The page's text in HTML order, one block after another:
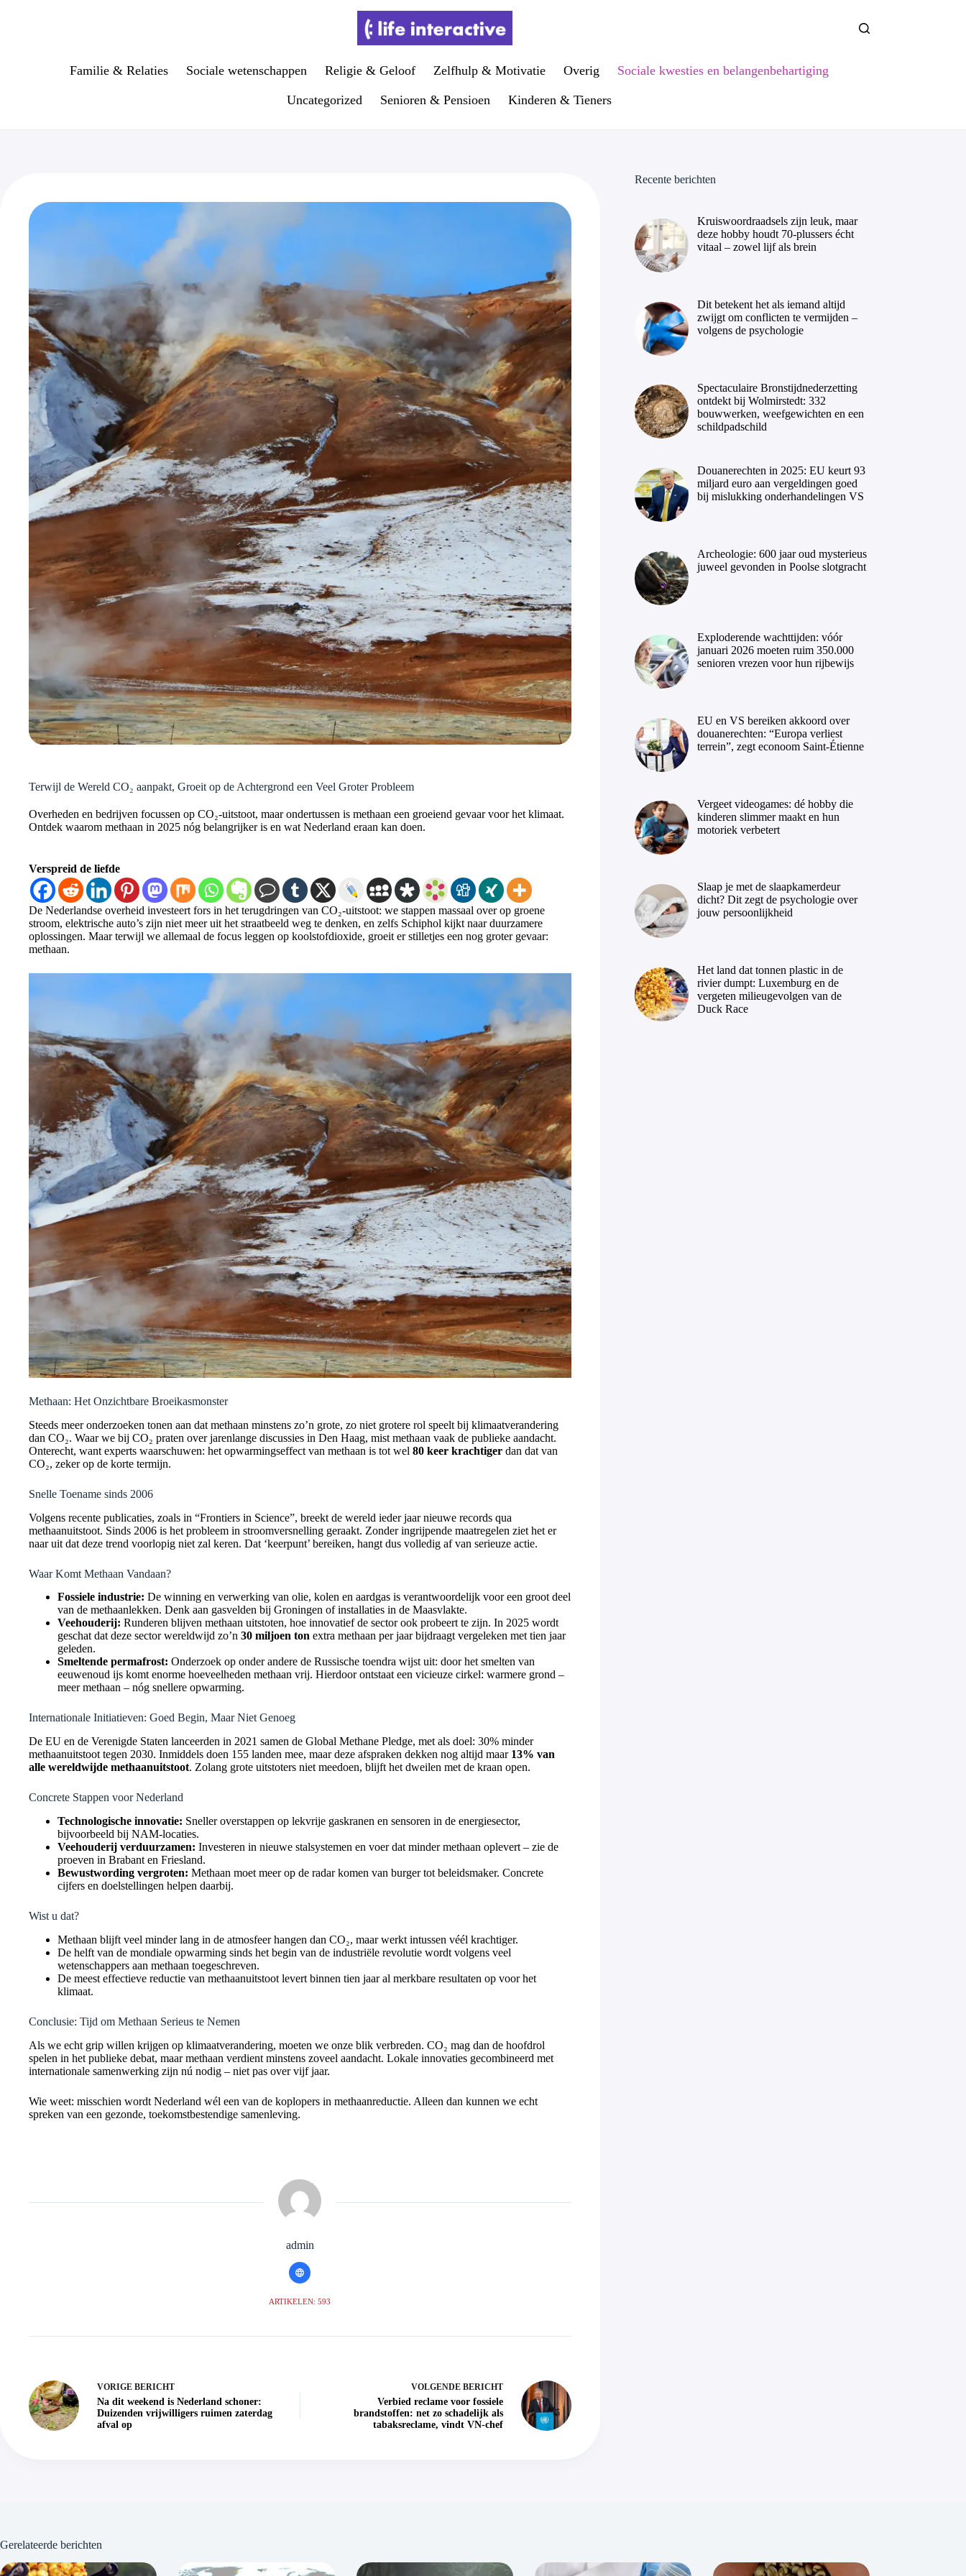
Familie & Relaties Sociale wetenschappen Religie & Geloof Zelfhulp & Motivatie Overig Sociale kwesties en belangenbehartiging
Uncategorized Senioren & Pensioen Kinderen & Tieners
Terwijl de Wereld CO₂ aanpakt, Groeit op de Achtergrond een Veel Groter Probleem
Overheden en bedrijven focussen op CO₂-uitstoot, maar ondertussen is methaan een groeiend gevaar voor het klimaat.
Ontdek waarom methaan in 2025 nóg belangrijker is en wat Nederland eraan kan doen.
Verspreid de liefde
De Nederlandse overheid investeert fors in het terugdringen van CO₂-uitstoot: we stappen massaal over op groene
stroom, elektrische auto’s zijn niet meer uit het straatbeeld weg te denken, en zelfs Schiphol kijkt naar duurzamere
oplossingen. Maar terwijl we allemaal de focus leggen op koolstofdioxide, groeit er stilletjes een nog groter gevaar:
methaan.
Methaan: Het Onzichtbare Broeikasmonster
Steeds meer onderzoeken tonen aan dat methaan minstens zo’n grote, zo niet grotere rol speelt bij klimaatverandering
dan CO₂. Waar we bij CO₂ praten over jarenlange discussies in Den Haag, mist methaan vaak de publieke aandacht.
Onterecht, want experts waarschuwen: het opwarmingseffect van methaan is tot wel 80 keer krachtiger dan dat van
CO₂, zeker op de korte termijn.
Snelle Toename sinds 2006
Volgens recente publicaties, zoals in “Frontiers in Science”, breekt de wereld ieder jaar nieuwe records qua
methaanuitstoot. Sinds 2006 is het probleem in stroomversnelling geraakt. Zonder ingrijpende maatregelen ziet het er
naar uit dat deze trend voorlopig niet zal keren. Dat ‘keerpunt’ bereiken, hangt dus volledig af van serieuze actie.
Waar Komt Methaan Vandaan?
Fossiele industrie: De winning en verwerking van olie, kolen en aardgas is verantwoordelijk voor een groot deel
van de methaanlekken. Denk aan gasvelden bij Groningen of installaties in de Maasvlakte.
Veehouderij: Runderen blijven methaan uitstoten, hoe innovatief de sector ook probeert te zijn. In 2025 wordt
geschat dat deze sector wereldwijd zo’n 30 miljoen ton extra methaan per jaar bijdraagt vergeleken met tien jaar
geleden.
Smeltende permafrost: Onderzoek op onder andere de Russische toendra wijst uit: door het smelten van
eeuwenoud ijs komt enorme hoeveelheden methaan vrij. Hierdoor ontstaat een vicieuze cirkel: warmere grond –
meer methaan – nóg snellere opwarming.
Internationale Initiatieven: Goed Begin, Maar Niet Genoeg
De EU en de Verenigde Staten lanceerden in 2021 samen de Global Methane Pledge, met als doel: 30% minder
methaanuitstoot tegen 2030. Inmiddels doen 155 landen mee, maar deze afspraken dekken nog altijd maar 13% van
alle wereldwijde methaanuitstoot. Zolang grote uitstoters niet meedoen, blijft het dweilen met de kraan open.
Concrete Stappen voor Nederland
Technologische innovatie: Sneller overstappen op lekvrije gaskranen en sensoren in de energiesector,
bijvoorbeeld bij NAM-locaties.
Veehouderij verduurzamen: Investeren in nieuwe stalsystemen en voer dat minder methaan oplevert – zie de
proeven in Brabant en Friesland.
Bewustwording vergroten: Methaan moet meer op de radar komen van burger tot beleidsmaker. Concrete
cijfers en doelstellingen helpen daarbij.
Wist u dat?
Methaan blijft veel minder lang in de atmosfeer hangen dan CO₂, maar werkt intussen véél krachtiger.
De helft van de mondiale opwarming sinds het begin van de industriële revolutie wordt volgens veel
wetenschappers aan methaan toegeschreven.
De meest effectieve reductie van methaanuitstoot levert binnen tien jaar al merkbare resultaten op voor het
klimaat.
Conclusie: Tijd om Methaan Serieus te Nemen
Als we echt grip willen krijgen op klimaatverandering, moeten we onze blik verbreden. CO₂ mag dan de hoofdrol
spelen in het publieke debat, maar methaan verdient minstens zoveel aandacht. Lokale innovaties gecombineerd met
internationale samenwerking zijn nú nodig – niet pas over vijf jaar.
Wie weet: misschien wordt Nederland wél een van de koplopers in methaanreductie. Alleen dan kunnen we echt
spreken van een gezonde, toekomstbestendige samenleving.
admin
ARTIKELEN: 593
VORIGE BERICHT
Na dit weekend is Nederland schoner:
Duizenden vrijwilligers ruimen zaterdag
afval op
VOLGENDE BERICHT
Verbied reclame voor fossiele
brandstoffen: net zo schadelijk als
tabaksreclame, vindt VN-chef
Recente berichten
Kruiswoordraadsels zijn leuk, maar
deze hobby houdt 70-plussers écht
vitaal – zowel lijf als brein
Dit betekent het als iemand altijd
zwijgt om conflicten te vermijden –
volgens de psychologie
Spectaculaire Bronstijdnederzetting
ontdekt bij Wolmirstedt: 332
bouwwerken, weefgewichten en een
schildpadschild
Douanerechten in 2025: EU keurt 93
miljard euro aan vergeldingen goed
bij mislukking onderhandelingen VS
Archeologie: 600 jaar oud mysterieus
juweel gevonden in Poolse slotgracht
Exploderende wachttijden: vóór
januari 2026 moeten ruim 350.000
senioren vrezen voor hun rijbewijs
EU en VS bereiken akkoord over
douanerechten: “Europa verliest
terrein”, zegt econoom Saint-Étienne
Vergeet videogames: dé hobby die
kinderen slimmer maakt en hun
motoriek verbetert
Slaap je met de slaapkamerdeur
dicht? Dit zegt de psychologie over
jouw persoonlijkheid
Het land dat tonnen plastic in de
rivier dumpt: Luxemburg en de
vergeten milieugevolgen van de
Duck Race
Gerelateerde berichten